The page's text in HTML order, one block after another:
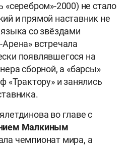
«серебром»-2000) не стало
и прямой наставник не
со звёздами
встречала
появлявшегося на
сборной, а «барсы»
«Трактору» и занялись
во главе с
Малкиным
чемпионат мира, а